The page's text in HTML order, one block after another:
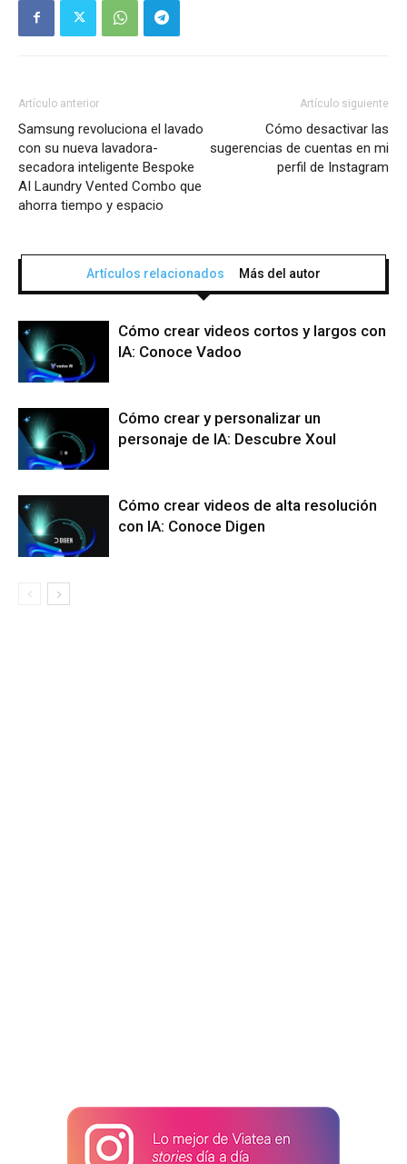
Artículo anterior
Samsung revoluciona el lavado
con su nueva lavadora-
secadora inteligente Bespoke
AI Laundry Vented Combo que
ahorra tiempo y espacio
Artículo siguiente
Cómo desactivar las
sugerencias de cuentas en mi
perfil de Instagram
Artículos relacionados Más del autor
Cómo crear videos cortos y largos con
IA: Conoce Vadoo
Cómo crear y personalizar un
personaje de IA: Descubre Xoul
Cómo crear videos de alta resolución
con IA: Conoce Digen